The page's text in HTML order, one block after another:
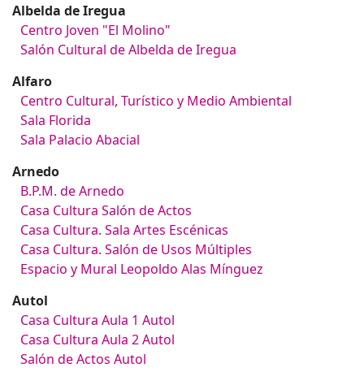
Albelda de Iregua
Centro Joven "El Molino"
Salón Cultural de Albelda de Iregua
Alfaro
Centro Cultural, Turístico y Medio Ambiental
Sala Florida
Sala Palacio Abacial
Arnedo
B.P.M. de Arnedo
Casa Cultura Salón de Actos
Casa Cultura. Sala Artes Escénicas
Casa Cultura. Salón de Usos Múltiples
Espacio y Mural Leopoldo Alas Mínguez
Autol
Casa Cultura Aula 1 Autol
Casa Cultura Aula 2 Autol
Salón de Actos Autol